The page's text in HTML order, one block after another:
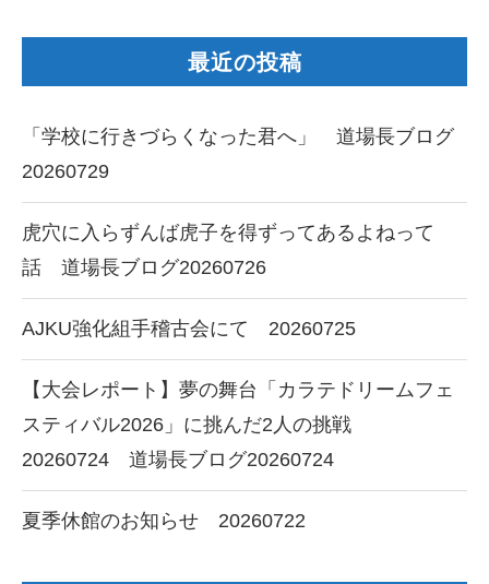
最近の投稿
「学校に行きづらくなった君へ」 道場長ブログ
20260729
虎穴に入らずんば虎子を得ずってあるよねって
話 道場長ブログ20260726
AJKU強化組手稽古会にて 20260725
【大会レポート】夢の舞台「カラテドリームフェ
スティバル2026」に挑んだ2人の挑戦
20260724 道場長ブログ20260724
夏季休館のお知らせ 20260722